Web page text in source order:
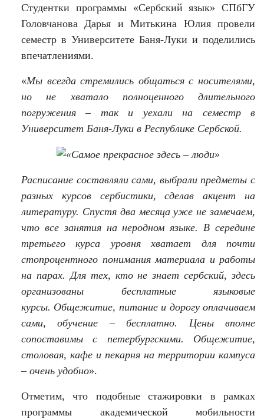
Студентки программы «Сербский язык» СПбГУ
Головчанова Дарья и Митькина Юлия провели
семестр в Университете Баня-Луки и поделились
впечатлениями.
«Мы всегда стремились общаться с носителями,
но не хватало полноценного длительного
погружения – так и уехали на семестр в
Университет Баня-Луки в Республике Сербской.
Расписание составляли сами, выбрали предметы с
разных курсов сербистики, сделав акцент на
литературу. Спустя два месяца уже не замечаем,
что все занятия на неродном языке. В середине
третьего курса уровня хватает для почти
стопроцентного понимания материала и работы
на парах. Для тех, кто не знает сербский, здесь
организованы бесплатные языковые
курсы. Общежитие, питание и дорогу оплачиваем
сами, обучение – бесплатно. Цены вполне
сопоставимы с петербургскими. Общежитие,
столовая, кафе и пекарня на территории кампуса
– очень удобно».
Отметим, что подобные стажировки в рамках
программы академической мобильности